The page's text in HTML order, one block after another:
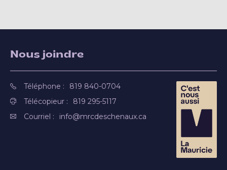
Nous joindre
Téléphone :
819 840-0704
Télécopieur :
819 295-5117
Courriel :
info@mrcdeschenaux.ca